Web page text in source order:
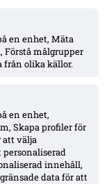
en enhet, Mäta
Förstå målgrupper
från olika källor.
en enhet,
Skapa profiler för
att välja
innehåll,
data för att
Stroud-tappen –
Möller för dyr
från
kan dröja år
– ”allt under
Asoro borta ”av en